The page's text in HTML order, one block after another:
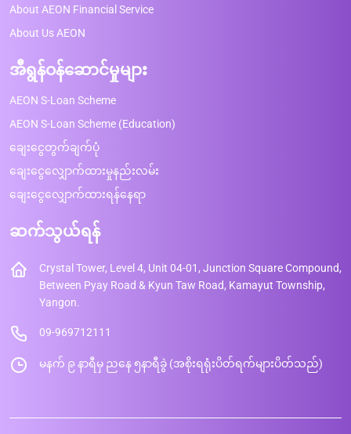
About AEON Financial Service
About Us AEON
အီရွန်ဝန်ဆောင်မှုများ
AEON S-Loan Scheme
AEON S-Loan Scheme (Education)
ချေးငွေတွက်ချက်ပုံ
ချေးငွေလျှောက်ထားမှုနည်းလမ်း
ချေးငွေလျှောက်ထားရန်နေရာ
ဆက်သွယ်ရန်
Crystal Tower, Level 4, Unit 04-01, Junction Square Compound,
Between Pyay Road & Kyun Taw Road, Kamayut Township,
Yangon.
09-969712111
မနက် ၉ နာရီမှ ညနေ ၅နာရီခွဲ (အစိုးရရုံးပိတ်ရက်များပိတ်သည်)